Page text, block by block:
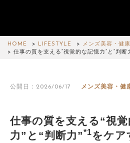
HOME LIFESTYLE
メンズ美容・健康
仕事の質を支える“視覚的な記憶力”と“判断
公開日：2026/06/17 メンズ美容・健
仕事の質を支える“視
力”と“判断力”*1をケア